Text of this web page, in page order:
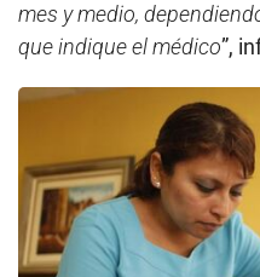
mes y medio,
que indique el médico”,